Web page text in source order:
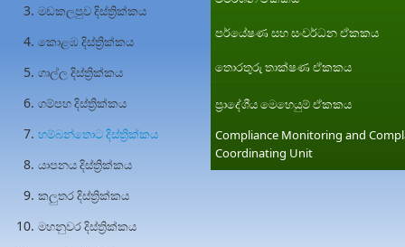
පර්යේෂණ සහ සංවර්ධන ඒකකය
තොරතුරු තාක්ෂණ ඒකකය
ප්‍රාදේශීය මෙහෙයුම් ඒකකය
Compliance Monitoring and
Coordinating Unit
මඩකලපුව දිස්ත්‍රික්කය
කොළඹ දිස්ත්‍රික්කය
ගාල්ල දිස්ත්‍රික්කය
ගම්පහ දිස්ත්‍රික්කය
හම්බන්තොට දිස්ත්‍රික්කය
යාපනය දිස්ත්‍රික්කය
කලුතර දිස්ත්‍රික්කය
මහනුවර දිස්ත්‍රික්කය